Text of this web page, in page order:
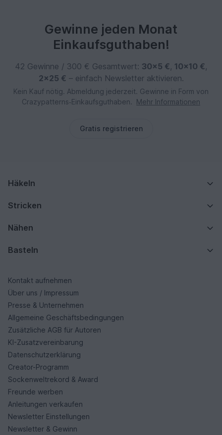
Gewinne jeden Monat
Einkaufsguthaben!
42 Gewinne / 300 € Gesamtwert: 30×5 €, 10×10 €,
2×25 € – einfach Newsletter aktivieren.
Kein Kauf nötig. Abmeldung jederzeit. Gewinne in Form von
Crazypatterns‑Einkaufsguthaben.
Mehr Informationen
Gratis registrieren
Häkeln
Stricken
Nähen
Basteln
Kontakt aufnehmen
Über uns / Impressum
Presse & Unternehmen
Allgemeine Geschäftsbedingungen
Zusätzliche AGB für Autoren
KI-Zusatzvereinbarung
Datenschutzerklärung
Creator-Programm
Sockenweltrekord & Award
Freunde werben
Anleitungen verkaufen
Newsletter Einstellungen
Newsletter & Gewinn